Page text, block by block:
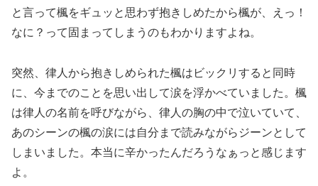
と言って楓をギュッと思わず抱きしめたから楓が、えっ！
なに？って固まってしまうのもわかりますよね。
突然、律人から抱きしめられた楓はビックリすると同時
に、今までのことを思い出して涙を浮かべていました。楓
は律人の名前を呼びながら、律人の胸の中で泣いていて、
あのシーンの楓の涙には自分まで読みながらジーンとして
しまいました。本当に辛かったんだろうなぁっと感じます
よ。